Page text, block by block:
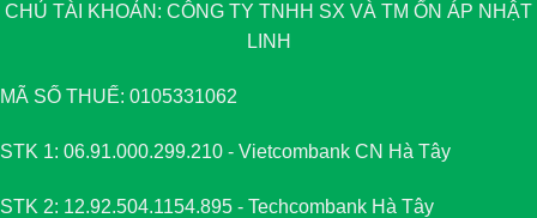
CHỦ TÀI KHOẢN: CÔNG TY TNHH SX VÀ TM ỔN ÁP NHẬT
LINH
MÃ SỐ THUẾ: 0105331062
STK 1: 06.91.000.299.210 - Vietcombank CN Hà Tây
STK 2: 12.92.504.1154.895 - Techcombank Hà Tây